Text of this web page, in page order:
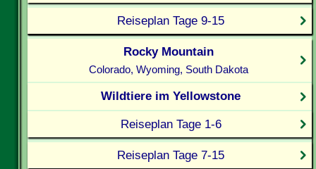
Reiseplan Tage 9-15
Rocky Mountain
Colorado, Wyoming, South Dakota
Wildtiere im Yellowstone
Reiseplan Tage 1-6
Reiseplan Tage 7-15